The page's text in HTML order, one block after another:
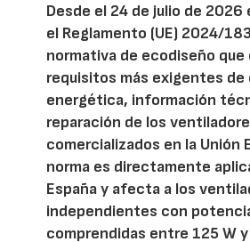
Desde el 24 de julio de
el Reglamento (UE) 2024/
normativa de ecodiseño
requisitos más exigentes
energética, información
reparación de los
comercializados en la Unión
norma es directamente
España y afecta a los
independientes con
comprendidas entre 125 W